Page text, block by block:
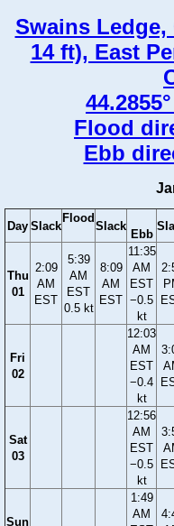
Swains Ledge,
14 ft), East
Flood
Ebb
Day Slack
Flood
Slack
Ebb
Thu
01
2:09
AM
EST
5:39
AM
EST
0.5 kt
8:09
AM
EST
11:35
AM
EST
−0.5
kt
Fri
02
12:03
AM
EST
−0.4
kt
Sat
03
12:56
AM
EST
−0.5
kt
Sun
1:49
AM